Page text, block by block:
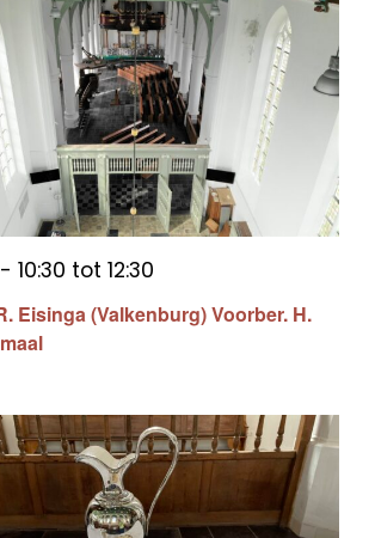
Eisinga (Valkenburg) Voorber. H.
10:30 tot 12:30